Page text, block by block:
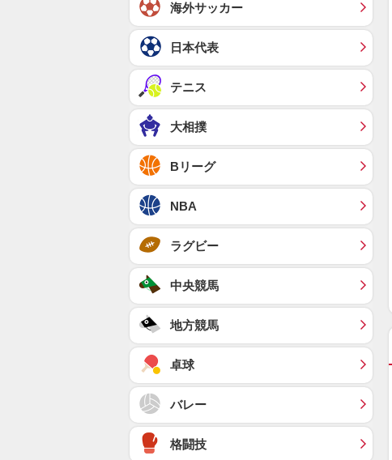
海外サッカー
日本代表
テニス
大相撲
Bリーグ
NBA
ラグビー
中央競馬
地方競馬
卓球
バレー
格闘技